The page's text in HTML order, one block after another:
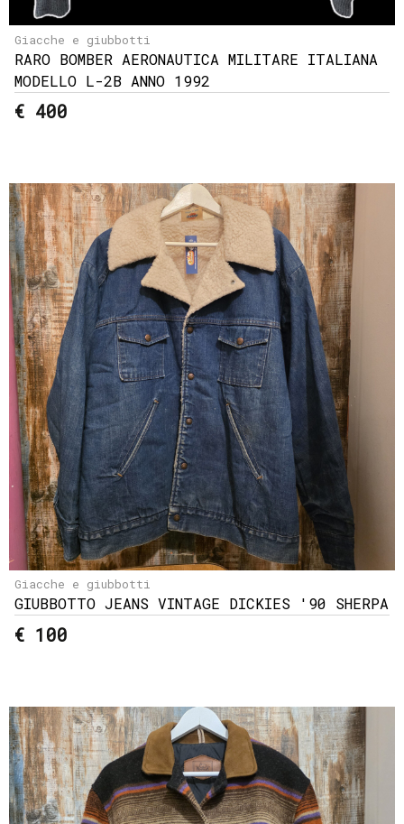
Giacche e giubbotti
RARO BOMBER AERONAUTICA MILITARE ITALIANA
MODELLO L-2B ANNO 1992
€ 400
Giacche e giubbotti
GIUBBOTTO JEANS VINTAGE DICKIES '90 SHERPA
€ 100